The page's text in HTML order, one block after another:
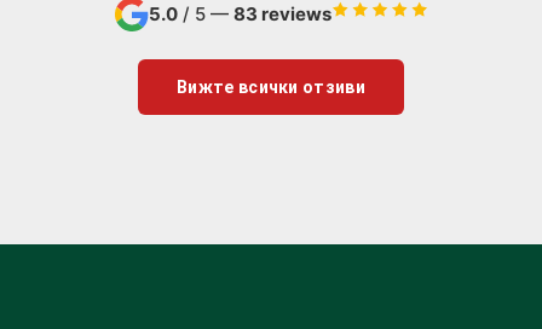
5.0/ 5 — 83 reviews
Вижте всички отзиви